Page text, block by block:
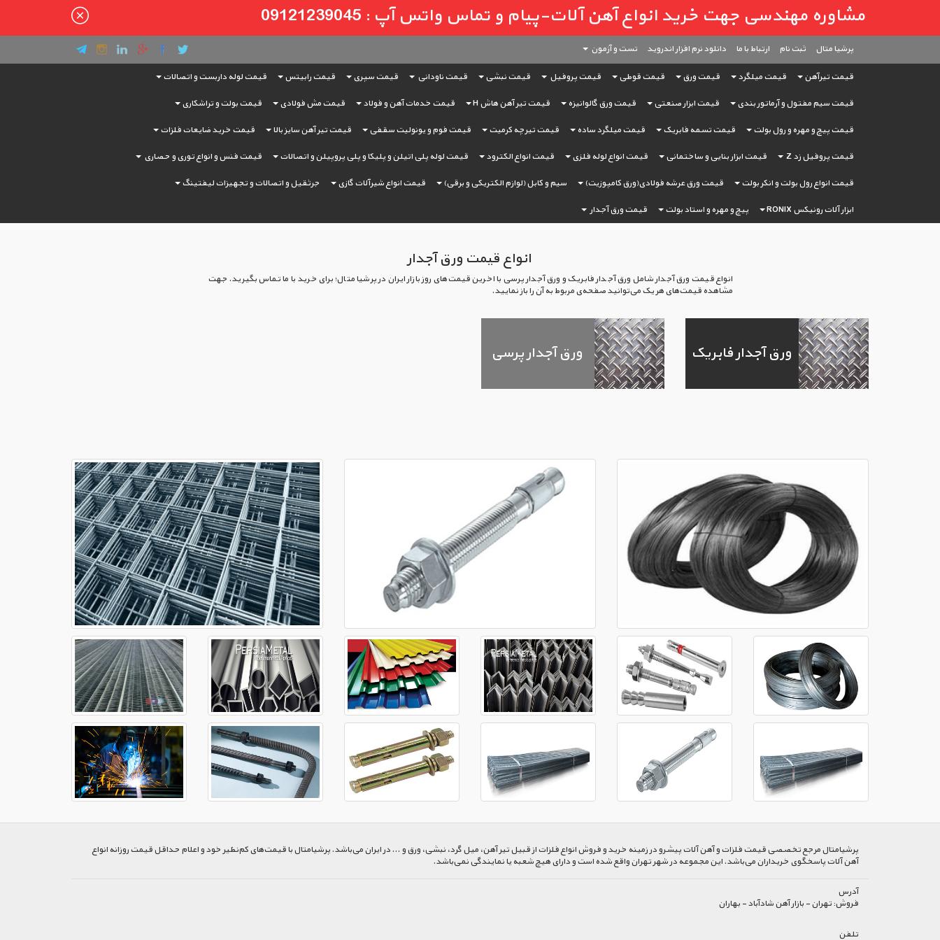
مشاوره مهندسی جهت خرید انواع آهن آلات-پیام و تماس واتس آپ : 09121239045
پرشیا متال ثبت ‌نام ارتباط با ما دانلود نرم افزار اندروید تست و آزمون
قیمت تیرآهن قیمت میلگرد قیمت ورق قیمت قوطی قیمت پروفیل قیمت نبشی قیمت ناودانی قیمت سپری قیمت رابیتس قیمت لوله داربست و اتصالات
قیمت سیم مفتول و آرماتور بندی قیمت ابزار صنعتی قیمت ورق گالوانیزه قیمت تیر آهن هاش H قیمت خدمات آهن و فولاد قیمت مش فولادی قیمت بولت و تراشکاری
قیمت پیچ و مهره و رول بولت قیمت تسمه فابریک قیمت میلگرد ساده قیمت تیرچه کرمیت قیمت فوم و یونولیت سقفی قیمت تیر آهن سایز بالا قیمت خرید ضایعات فلزات
قیمت پروفیل زد Z قیمت ابزار بنایی و ساختمانی قیمت انواع لوله فلزی قیمت انواع الکترود قیمت لوله پلی اتیلن و پلیکا و پلی پروپیلن و اتصالات قیمت فنس و انواع توری و حصاری
قیمت انواع رول بولت و انکر بولت قیمت ورق عرشه فولادی(ورق کامپوزیت) سیم و کابل (لوازم الکتریکی و برقی) قیمت انواع شیرآلات گازی جرثقیل و اتصالات و تجهیزات لیفتینگ
ابزار آلات رونیکس RONIX پیچ و مهره و استاد بولت قیمت ورق آجدار
انواع قیمت ورق آجدار
انواع قیمت ورق آجدار شامل ورق آجدار فابریک و ورق آجدار پرسی با اخرین قیمت‌های روز بازار ایران در پرشیا متال؛ برای خرید با ما تماس بگیرید. جهت
مشاهده قیمت‌های هر یک می‌توانید صفحه‌ی مربوط به آن را باز نمایید.
ورق آجدار فابریک ورق آجدار پرسی
پرشیا‌متال مرجع تخصصی قیمت فلزات و آهن آلات پیشرو در زمینه خرید و فروش انواع فلزات از قبیل تیر آهن، میل گرد، نبشی، ورق و ... در ایران می‌باشد. پرشیامتال با قیمت‌های کم‌نظیر خود و اعلام حداقل قیمت روزانه انواع
آهن آلات پاسخگوی خریداران می‌باشد. این مجموعه در شهر تهران واقع شده است و دارای هیچ شعبه یا نمایندگی نمی‌باشد.
آدرس
فروش:تهران - بازار آهن شادآباد - بهاران
تلفن